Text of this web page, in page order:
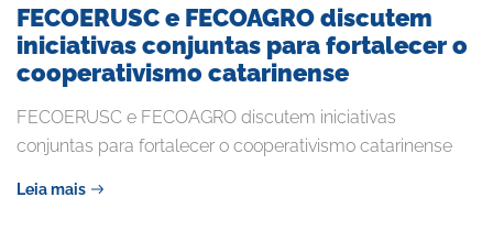
FECOERUSC e FECOAGRO discutem
iniciativas conjuntas para fortalecer o
cooperativismo catarinense
FECOERUSC e FECOAGRO discutem iniciativas
conjuntas para fortalecer o cooperativismo catarinense
Leia mais